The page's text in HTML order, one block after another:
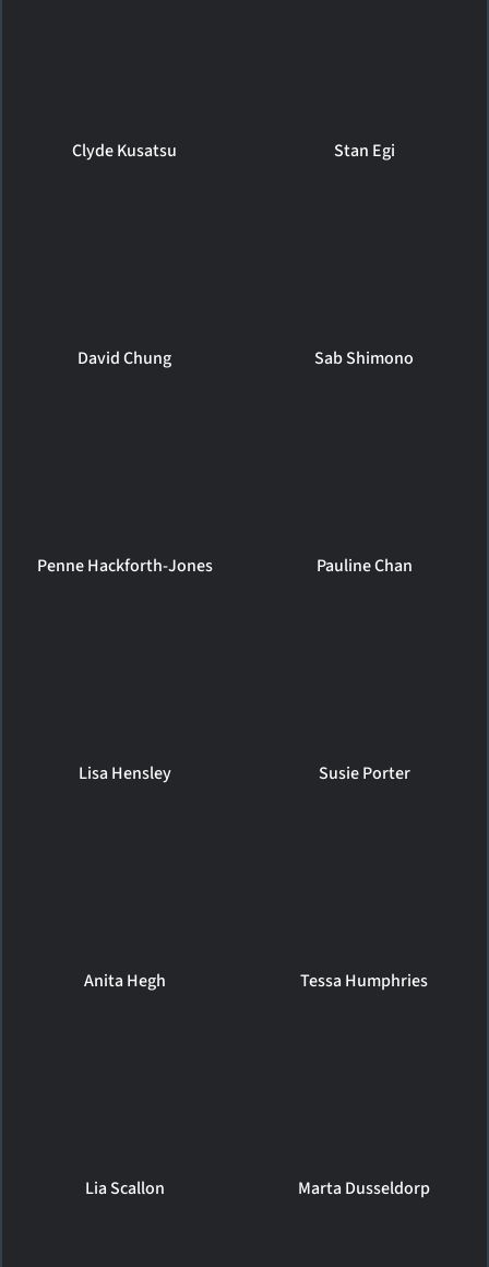
Clyde Kusatsu Stan Egi
David Chung Sab Shimono
Penne Hackforth-Jones Pauline Chan
Lisa Hensley Susie Porter
Anita Hegh Tessa Humphries
Lia Scallon Marta Dusseldorp